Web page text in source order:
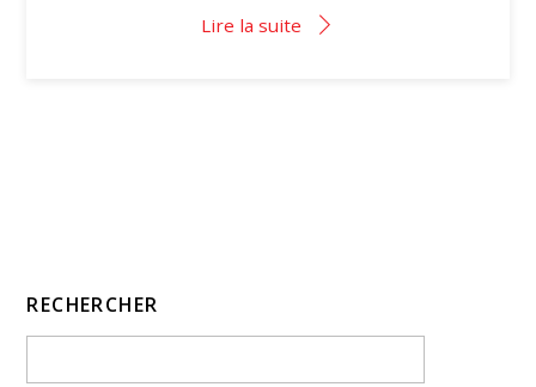
Lire la suite
RECHERCHER